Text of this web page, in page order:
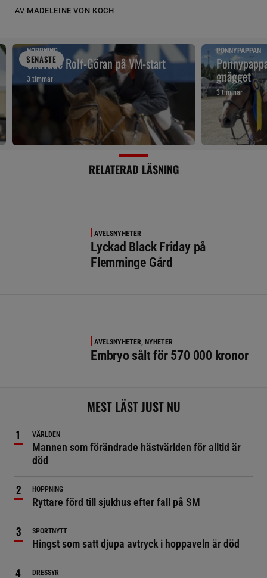
AV MADELEINE VON KOCH
SENASTE
HOPPNING
Snuvade Rolf-Göran på VM-start
3 timmar
PONNYPAPPAN
gnägget
3 timmar
RELATERAD LÄSNING
AVELSNYHETER
Lyckad Black Friday på
Flemminge Gård
AVELSNYHETER, NYHETER
Embryo sålt för 570 000 kronor
MEST LÄST JUST NU
VÄRLDEN
Mannen som förändrade hästvärlden för alltid är
död
HOPPNING
Ryttare förd till sjukhus efter fall på SM
SPORTNYTT
Hingst som satt djupa avtryck i hoppaveln är död
DRESSYR